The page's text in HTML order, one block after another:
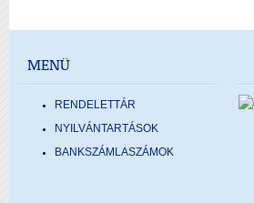
MENÜ
RENDELETTÁR
NYILVÁNTARTÁSOK
BANKSZÁMLASZÁMOK